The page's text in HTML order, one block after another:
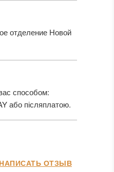
отделение Новой
способом:
або післяплатою.
НАПИСАТЬ ОТЗЫВ